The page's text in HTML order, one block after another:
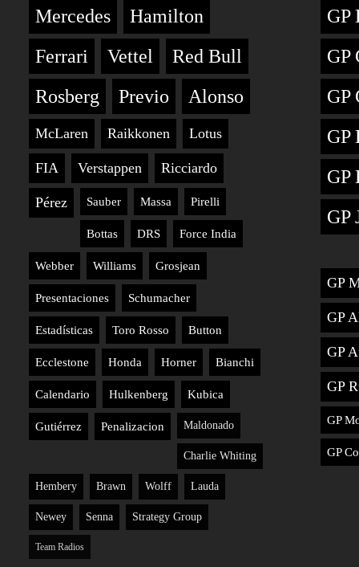
Mercedes
Hamilton
Ferrari
Vettel
Red Bull
Rosberg
Previo Alonso
McLaren Raikkonen Lotus
FIA Verstappen Ricciardo
Pérez Sauber Massa Pirelli
Bottas DRS Force India
Webber Williams Grosjean
Presentaciones Schumacher
Estadísticas Toro Rosso Button
Ecclestone Honda Horner Bianchi
Calendario Hulkenberg Kubica
Gutiérrez Penalizacion Maldonado
Charlie Whiting
Hembery Brawn Wolff Lauda
Newey Senna Strategy Group
Team Radios
GP
GP
GP
GP
GP
GP
GP
GP
GP
GP
GP
GP